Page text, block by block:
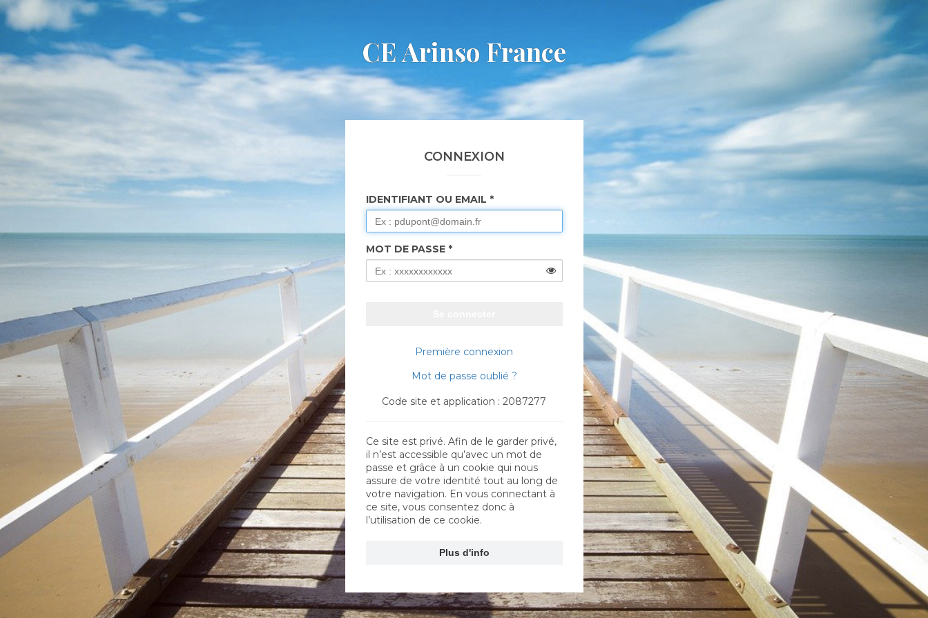
CE Arinso France
CONNEXION
IDENTIFIANT OU EMAIL
MOT DE PASSE
Première connexion
Mot de passe oublié ?
Code site et application : 2087277
Ce site est privé. Afin de le garder privé,
il n’est accessible qu’avec un mot de
passe et grâce à un cookie qui nous
assure de votre identité tout au long de
votre navigation. En vous connectant à
ce site, vous consentez donc à
l’utilisation de ce cookie.
Plus d'info